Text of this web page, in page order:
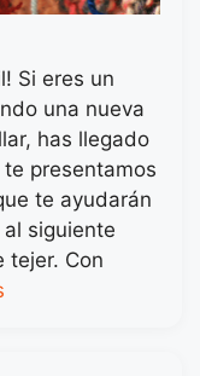
Si eres un
una nueva
has llegado
presentamos
te ayudarán
siguiente
tejer. Con